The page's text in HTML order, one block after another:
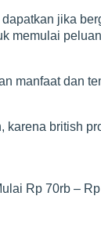
jika
memulai
manfaat dan
karena british
Rp 70rb –